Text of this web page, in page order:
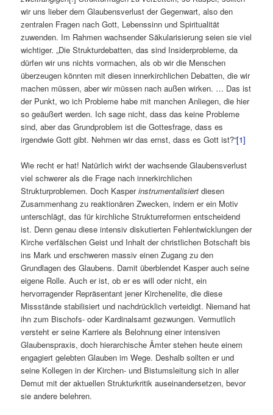
wir uns lieber dem Glaubensverlust der Gegenwart, also den
zentralen Fragen nach Gott, Lebenssinn und Spiritualität
zuwenden. Im Rahmen wachsender Säkularisierung seien sie viel
wichtiger. „Die Strukturdebatten, das sind Insiderprobleme, da
dürfen wir uns nichts vormachen, als ob wir die Menschen
überzeugen könnten mit diesen innerkirchlichen Debatten, die wir
machen müssen, aber wir müssen nach außen wirken. … Das ist
der Punkt, wo ich Probleme habe mit manchen Anliegen, die hier
so geäußert werden. Ich sage nicht, dass das keine Probleme
sind, aber das Grundproblem ist die Gottesfrage, dass es
irgendwie Gott gibt. Nehmen wir das ernst, dass es Gott ist?“[1]
Wie recht er hat! Natürlich wirkt der wachsende Glaubensverlust
viel schwerer als die Frage nach innerkirchlichen
Strukturproblemen. Doch Kasperinstrumentalisiert diesen
Zusammenhang zu reaktionären Zwecken, indem er ein Motiv
unterschlägt, das für kirchliche Strukturreformen entscheidend
ist. Denn genau diese intensiv diskutierten Fehlentwicklungen der
Kirche verfälschen Geist und Inhalt der christlichen Botschaft bis
ins Mark und erschweren massiv einen Zugang zu den
Grundlagen des Glaubens. Damit überblendet Kasper auch seine
eigene Rolle. Auch er ist, ob er es will oder nicht, ein
hervorragender Repräsentant jener Kirchenelite, die diese
Missstände stabilisiert und nachdrücklich verteidigt. Niemand hat
ihn zum Bischofs- oder Kardinalsamt gezwungen. Vermutlich
versteht er seine Karriere als Belohnung einer intensiven
Glaubenspraxis, doch hierarchische Ämter stehen heute einem
engagiert gelebten Glauben im Wege. Deshalb sollten er und
seine Kollegen in der Kirchen- und Bistumsleitung sich in aller
Demut mit der aktuellen Strukturkritik auseinandersetzen, bevor
sie andere belehren.